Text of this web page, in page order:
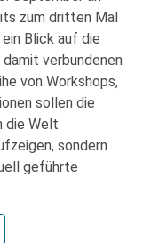
zum dritten Mal
Blick auf die
verbundenen
von Workshops,
sollen die
die Welt
sondern
geführte